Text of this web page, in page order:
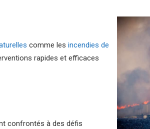
comme les incendies de
rapides et efficaces
confrontés à des défis